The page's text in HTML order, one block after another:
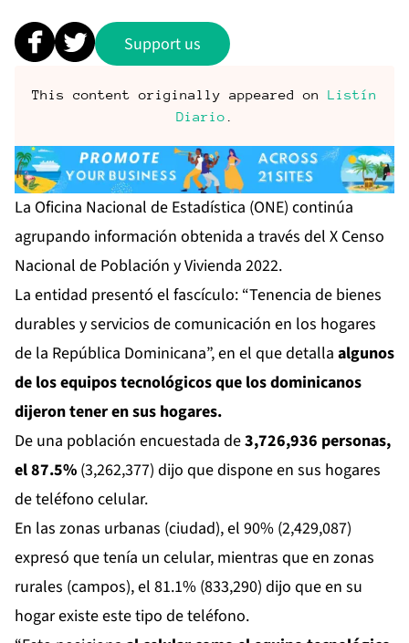
Support us
This content originally appeared on Listín
Diario .
La Oficina Nacional de Estadística (ONE) continúa
agrupando información obtenida a través del X Censo
Nacional de Población y Vivienda 2022.
La entidad presentó el fascículo: “Tenencia de bienes
durables y servicios de comunicación en los hogares
de la República Dominicana”, en el que detalla algunos
de los equipos tecnológicos que los dominicanos
dijeron tener en sus hogares.
De una población encuestada de3,726,936 personas,
el 87.5% (3,262,377) dijo que dispone en sus hogares
de teléfono celular.
En las zonas urbanas (ciudad), el 90% (2,429,087)
expresó que tenía un celular, mientras que en zonas
rurales (campos), el 81.1% (833,290) dijo que en su
hogar existe este tipo de teléfono.